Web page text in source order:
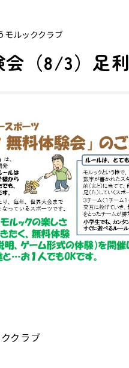
モルッククラブ
会（8/3）足利
クラブ